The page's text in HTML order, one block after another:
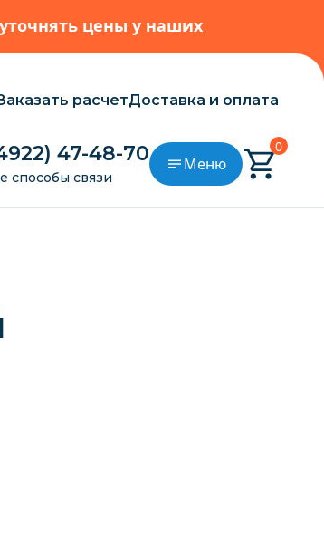
цены у наших
расчетДоставка и оплата
47-48-70
способы связи
Меню
0